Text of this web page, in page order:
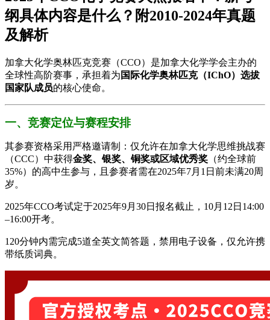
纲具体内容是什么？附2010-2024年真题
及解析
加拿大化学奥林匹克竞赛（CCO）是加拿大化学学会主办的
全球性高阶赛事，承担着为​ ​国际化学奥林匹克（IChO）选拔
国家队成员​​的核心使命。
一、竞赛定位与赛程安排
其参赛资格采用严格邀请制：仅允许在加拿大化学思维挑战赛
（CCC）中获得​​金奖、银奖、铜奖或区域优秀奖​ ​（约全球前
35%）的高中生参与，且参赛者需在2025年7月1日前未满20周
岁。
2025年CCO考试定于2025年9月30日报名截止，10月12日14:00
–16:00开考。
120分钟内需完成5道全英文简答题，禁用电子设备，仅允许携
带纸质词典。